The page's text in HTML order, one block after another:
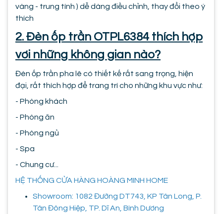
vàng - trung tính ) dễ dàng điều chỉnh, thay đổi theo ý
thích
2. Đèn ốp trần OTPL6384 thích hợp
vơi những không gian nào?
Đèn ốp trần pha lê có thiết kế rất sang trọng, hiện
đại, rất thích hợp để trang trí cho những khu vực như:
- Phòng khách
- Phòng ăn
- Phòng ngủ
- Spa
- Chung cư...
HỆ THỐNG CỬA HÀNG HOÀNG MINH HOME
Showroom: 1082 Đường DT743, KP Tân Long, P.
Tân Đông Hiệp, TP. Dĩ An, Bình Dương